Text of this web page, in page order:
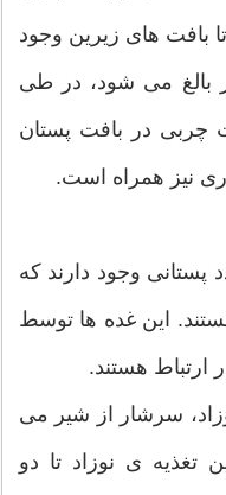
بافت های زیرین وجود
بالغ می شود، در طی
چربی در بافت پستان
نیز همراه است.
پستانی وجود دارند که
این غده ها توسط
هستند.
سرشار از شیر می
تغذیه ی نوزاد تا دو